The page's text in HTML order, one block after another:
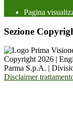
Pagina
Sezione
Copyright 2026 |
Parma S.p.A. |
Disclaimer